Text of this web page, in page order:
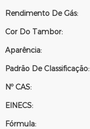
Rendimento De Gás:
Cor Do Tambor:
Aparência:
Padrão De Classificação:
Nº CAS:
EINECS:
Fórmula: